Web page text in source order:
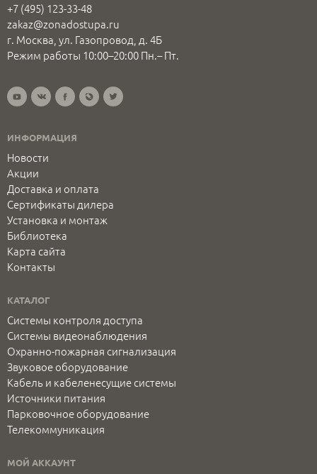
+7 (495) 123-33-48
zakaz@zonadostupa.ru
г. Москва, ул. Газопровод, д. 4Б
Режим работы 10:00–20:00 Пн.– Пт.
ИНФОРМАЦИЯ
Новости
Акции
Доставка и оплата
Сертификаты дилера
Установка и монтаж
Библиотека
Карта сайта
Контакты
КАТАЛОГ
Системы контроля доступа
Системы видеонаблюдения
Охранно-пожарная сигнализация
Звуковое оборудование
Кабель и кабеленесущие системы
Источники питания
Парковочное оборудование
Телекоммуникация
МОЙ АККАУНТ